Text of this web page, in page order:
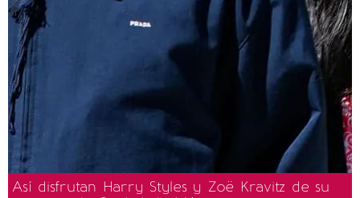
Así disfrutan Harry Styles y Zoë Kravitz de su